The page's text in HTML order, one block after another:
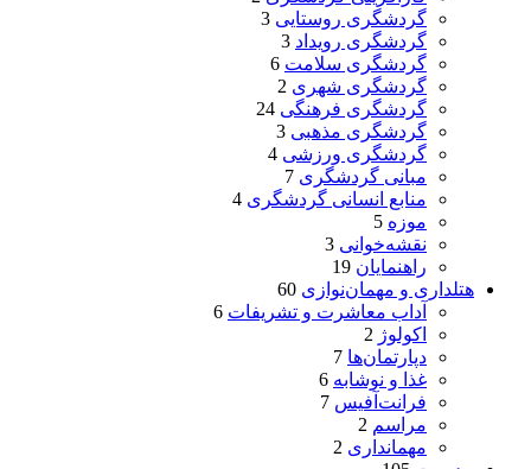
گردشگری روستایی 3
گردشگری رویداد 3
گردشگری سلامت 6
گردشگری شهری 2
گردشگری فرهنگی 24
گردشگری مذهبی 3
گردشگری ورزشی 4
مبانی گردشگری 7
منابع انسانی گردشگری 4
موزه 5
نقشه‌خوانی 3
راهنمایان 19
هتلداری و مهمان‌نوازی 60
آداب معاشرت و تشریفات 6
اکولوژ 2
دپارتمان‌ها 7
غذا و نوشابه 6
فرانت‌آفیس 7
مراسم 2
مهمانداری 2